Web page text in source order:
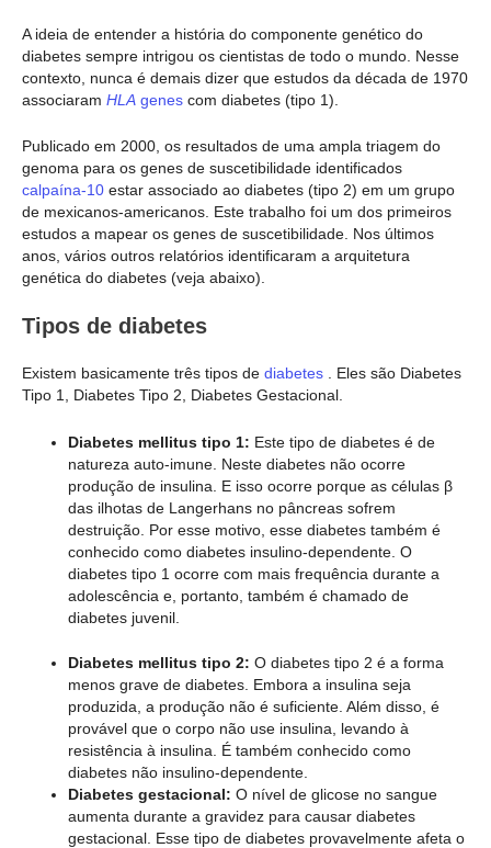
A ideia de entender a história do componente genético do
diabetes sempre intrigou os cientistas de todo o mundo. Nesse
contexto, nunca é demais dizer que estudos da década de 1970
associaram HLA genes com diabetes (tipo 1).
Publicado em 2000, os resultados de uma ampla triagem do
genoma para os genes de suscetibilidade identificados
calpaína-10 estar associado ao diabetes (tipo 2) em um grupo
de mexicanos-americanos. Este trabalho foi um dos primeiros
estudos a mapear os genes de suscetibilidade. Nos últimos
anos, vários outros relatórios identificaram a arquitetura
genética do diabetes (veja abaixo).
Tipos de diabetes
Existem basicamente três tipos de diabetes . Eles são Diabetes
Tipo 1, Diabetes Tipo 2, Diabetes Gestacional.
Diabetes mellitus tipo 1: Este tipo de diabetes é de
natureza auto-imune. Neste diabetes não ocorre
produção de insulina. E isso ocorre porque as células β
das ilhotas de Langerhans no pâncreas sofrem
destruição. Por esse motivo, esse diabetes também é
conhecido como diabetes insulino-dependente. O
diabetes tipo 1 ocorre com mais frequência durante a
adolescência e, portanto, também é chamado de
diabetes juvenil.
Diabetes mellitus tipo 2: O diabetes tipo 2 é a forma
menos grave de diabetes. Embora a insulina seja
produzida, a produção não é suficiente. Além disso, é
provável que o corpo não use insulina, levando à
resistência à insulina. É também conhecido como
diabetes não insulino-dependente.
Diabetes gestacional: O nível de glicose no sangue
aumenta durante a gravidez para causar diabetes
gestacional. Esse tipo de diabetes provavelmente afeta o